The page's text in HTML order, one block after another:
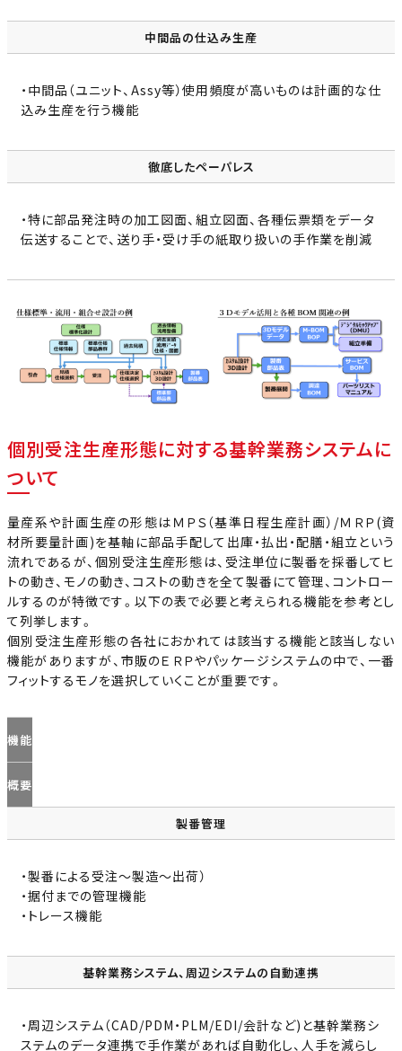
中間品の仕込み生産
・中間品（ユニット、Assy等）使用頻度が高いものは計画的な仕
込み生産を行う機能
徹底したペーパレス
・特に部品発注時の加工図面、組立図面、各種伝票類をデータ
伝送することで、送り手・受け手の紙取り扱いの手作業を削減
個別受注生産形態に対する基幹業務システムに
ついて
量産系や計画生産の形態はＭＰＳ（基準日程生産計画）/ＭＲＰ(資
材所要量計画)を基軸に部品手配して出庫・払出・配膳・組立という
流れであるが、個別受注生産形態は、受注単位に製番を採番してヒ
トの動き、モノの動き、コストの動きを全て製番にて管理、コントロー
ルするのが特徴です。以下の表で必要と考えられる機能を参考とし
て列挙します。
個別受注生産形態の各社におかれては該当する機能と該当しない
機能がありますが、市販のＥＲＰやパッケージシステムの中で、一番
フィットするモノを選択していくことが重要です。
機能
概要
製番管理
・製番による受注～製造～出荷）
・据付までの管理機能
・トレース機能
基幹業務システム、周辺システムの自動連携
・周辺システム（CAD/PDM・PLM/EDI/会計など)と基幹業務シ
ステムのデータ連携で手作業があれば自動化し、人手を減らし